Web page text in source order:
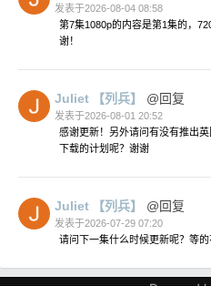
发表于2026-08-04 08:58
第7集1080p的内容是第1集的，
谢！
Juliet 【列兵】 @回复
发表于2026-08-01 20:52
感谢更新！另外请问有没有推出英
下载的计划呢？谢谢
Juliet 【列兵】 @回复
发表于2026-07-29 07:20
请问下一集什么时候更新呢？等的